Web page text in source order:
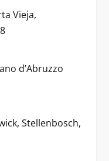
Vieja,
d’Abruzzo
Stellenbosch,